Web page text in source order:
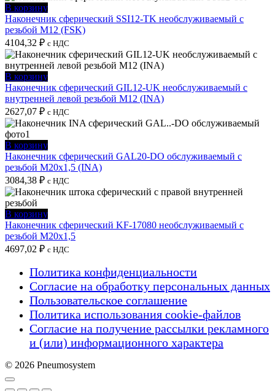
В корзину
Наконечник сферический SSI12-TK необслуживаемый с
резьбой M12 (FSK)
4104,32 ₽ с НДС
В корзину
Наконечник сферический GIL12-UK необслуживаемый с
внутренней левой резьбой M12 (INA)
2627,07 ₽ с НДС
В корзину
Наконечник сферический GAL20-DO обслуживаемый с
резьбой M20x1,5 (INA)
3084,38 ₽ с НДС
В корзину
Наконечник сферический KF-17080 необслуживаемый с
резьбой M20x1,5
4697,02 ₽ с НДС
Политика конфиденциальности
Согласие на обработку персональных данных
Пользовательское соглашение
Политика использования cookie-файлов
Согласие на получение рассылки рекламного
и (или) информационного характера
© 2026 Pneumosystem